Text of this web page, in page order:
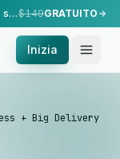
Configurazione gestita da noi — configurazione standard, eseguita dal nostro team.$149GRATUITO
Inizia
+ Big Delivery